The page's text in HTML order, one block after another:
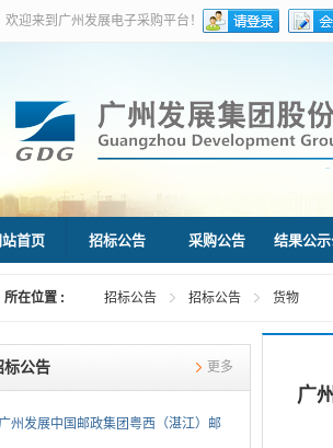
欢迎来到广州发展电子采购平台！
站首页 招标公告 采购公告 结果公
所在位置 : 招标公告 招标公告 货物
广
标公告 更多
州发展中国邮政集团粤西（湛江）邮